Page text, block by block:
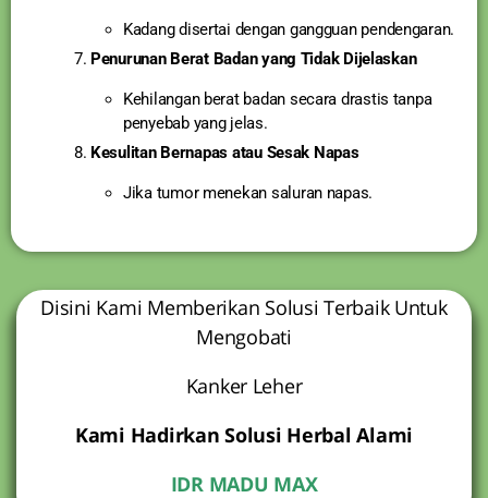
Kadang disertai dengan gangguan pendengaran.
Penurunan Berat Badan yang Tidak Dijelaskan
Kehilangan berat badan secara drastis tanpa
penyebab yang jelas.
Kesulitan Bernapas atau Sesak Napas
Jika tumor menekan saluran napas.
Disini Kami Memberikan Solusi Terbaik Untuk
Mengobati
Kanker Leher
Kami Hadirkan Solusi Herbal Alami
IDR MADU MAX